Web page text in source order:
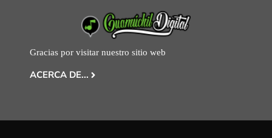
Gracias por visitar nuestro sitio web
ACERCA DE...